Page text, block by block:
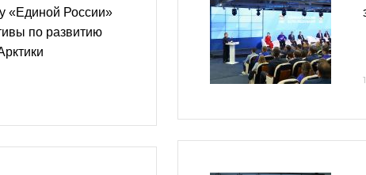
«Единой России»
по развитию